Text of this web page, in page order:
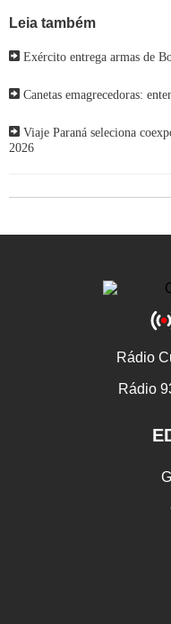
Leia também
Exército entrega armas de
Canetas emagrecedoras:
Viaje Paraná seleciona
2026
Rádio
Rádio